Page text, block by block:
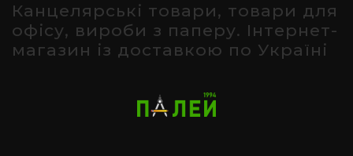
Канцелярські товари, товари для
офісу, вироби з паперу. Інтернет-
магазин із доставкою по Україні